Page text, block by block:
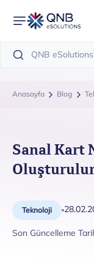
Anasayfa Blog
Sanal Kart
Teknoloji
Son Güncelleme